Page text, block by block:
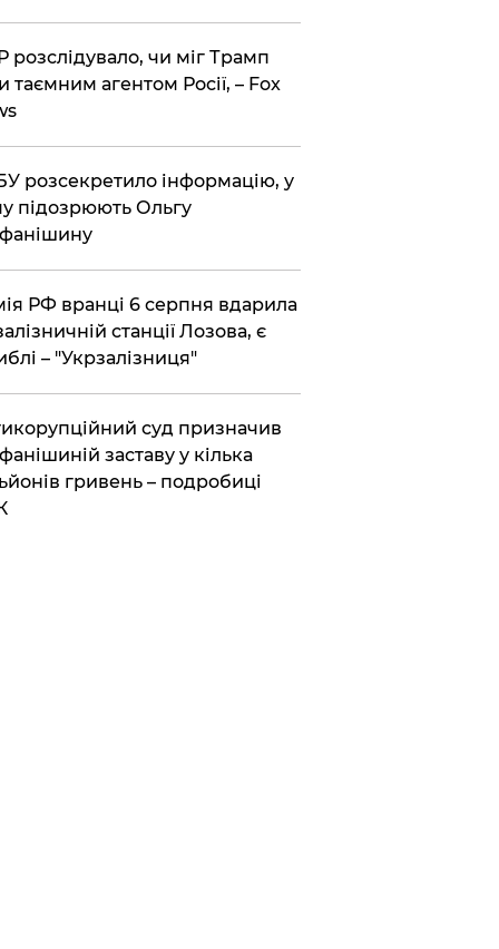
розслідувало, чи міг Трамп
таємним агентом Росії, – Fox
розсекретило інформацію, у
підозрюють Ольгу
РФ вранці 6 серпня вдарила
станції Лозова, є
– "Укрзалізниця"
суд призначив
заставу у кілька
гривень – подробиці